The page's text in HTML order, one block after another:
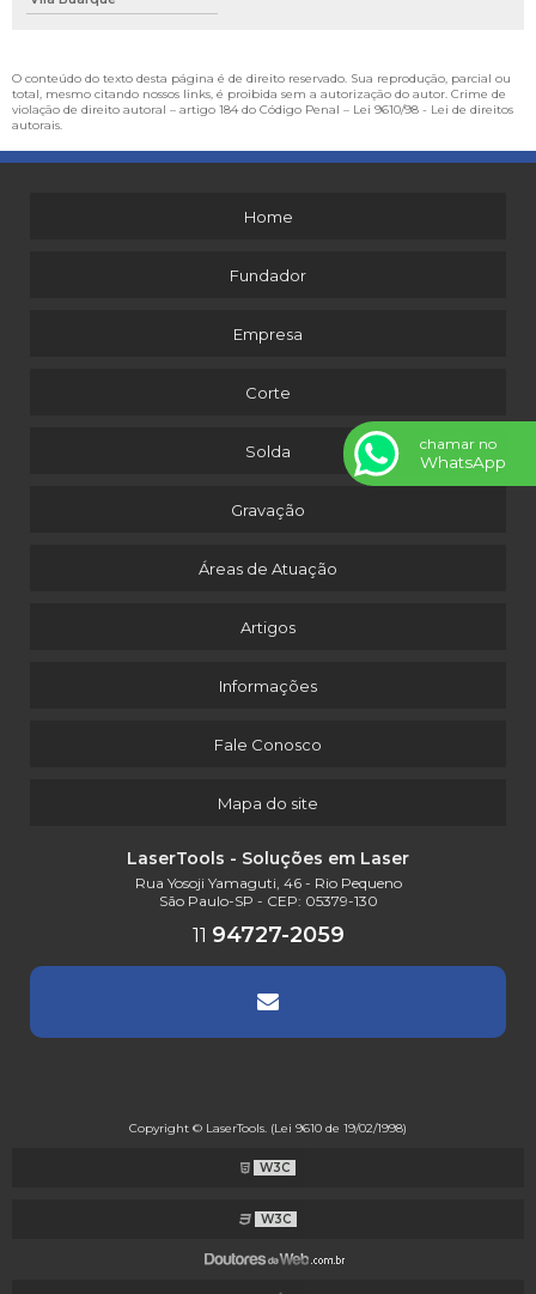
O conteúdo do texto desta página é de direito reservado. Sua reprodução, parcial ou
total, mesmo citando nossos links, é proibida sem a autorização do autor. Crime de
violação de direito autoral – artigo 184 do Código Penal – Lei 9610/98 - Lei de direitos
autorais.
Home
Fundador
Empresa
Corte
Solda
Gravação
Áreas de Atuação
Artigos
Informações
Fale Conosco
Mapa do site
LaserTools - Soluções em Laser
Rua Yosoji Yamaguti, 46 - Rio Pequeno
São Paulo-SP - CEP: 05379-130
11 94727-2059
Copyright © LaserTools. (Lei 9610 de 19/02/1998)
W3C
W3C
chamar no
WhatsApp